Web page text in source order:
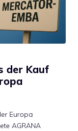
der Kauf
Europa
AGRANA